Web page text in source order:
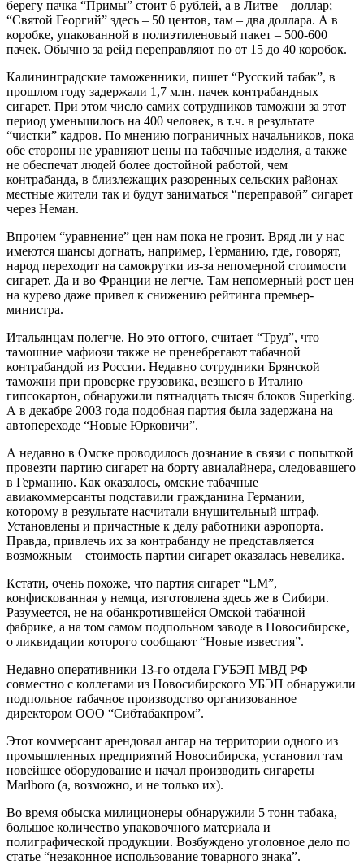
берегу пачка “Примы” стоит 6 рублей, а в Литве – доллар;
“Святой Георгий” здесь – 50 центов, там – два доллара. А в
коробке, упакованной в полиэтиленовый пакет – 500-600
пачек. Обычно за рейд переправляют по от 15 до 40 коробок.
Калининградские таможенники, пишет “Русский табак”, в
прошлом году задержали 1,7 млн. пачек контрабандных
сигарет. При этом число самих сотрудников таможни за этот
период уменьшилось на 400 человек, в т.ч. в результате
“чистки” кадров. По мнению пограничных начальников, пока
обе стороны не уравняют цены на табачные изделия, а также
не обеспечат людей более достойной работой, чем
контрабанда, в близлежащих разоренных сельских районах
местные жители так и будут заниматься “переправой” сигарет
через Неман.
Впрочем “уравнение” цен нам пока не грозит. Вряд ли у нас
имеются шансы догнать, например, Германию, где, говорят,
народ переходит на самокрутки из-за непомерной стоимости
сигарет. Да и во Франции не легче. Там непомерный рост цен
на курево даже привел к снижению рейтинга премьер-
министра.
Итальянцам полегче. Но это оттого, считает “Труд”, что
тамошние мафиози также не пренебрегают табачной
контрабандой из России. Недавно сотрудники Брянской
таможни при проверке грузовика, везшего в Италию
гипсокартон, обнаружили пятнадцать тысяч блоков Superking.
А в декабре 2003 года подобная партия была задержана на
автопереходе “Новые Юрковичи”.
А недавно в Омске проводилось дознание в связи с попыткой
провезти партию сигарет на борту авиалайнера, следовавшего
в Германию. Как оказалось, омские табачные
авиакоммерсанты подставили гражданина Германии,
которому в результате насчитали внушительный штраф.
Установлены и причастные к делу работники аэропорта.
Правда, привлечь их за контрабанду не представляется
возможным – стоимость партии сигарет оказалась невелика.
Кстати, очень похоже, что партия сигарет “LM”,
конфискованная у немца, изготовлена здесь же в Сибири.
Разумеется, не на обанкротившейся Омской табачной
фабрике, а на том самом подпольном заводе в Новосибирске,
о ликвидации которого сообщают “Новые известия”.
Недавно оперативники 13-го отдела ГУБЭП МВД РФ
совместно с коллегами из Новосибирского УБЭП обнаружили
подпольное табачное производство организованное
директором ООО “Сибтабакпром”.
Этот коммерсант арендовал ангар на территории одного из
промышленных предприятий Новосибирска, установил там
новейшее оборудование и начал производить сигареты
Marlboro (а, возможно, и не только их).
Во время обыска милиционеры обнаружили 5 тонн табака,
большое количество упаковочного материала и
полиграфической продукции. Возбуждено уголовное дело по
статье “незаконное использование товарного знака”.